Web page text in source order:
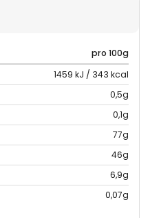
pro 100g
1459 kJ / 343 kcal
0,5g
0,1g
77g
46g
6,9g
0,07g